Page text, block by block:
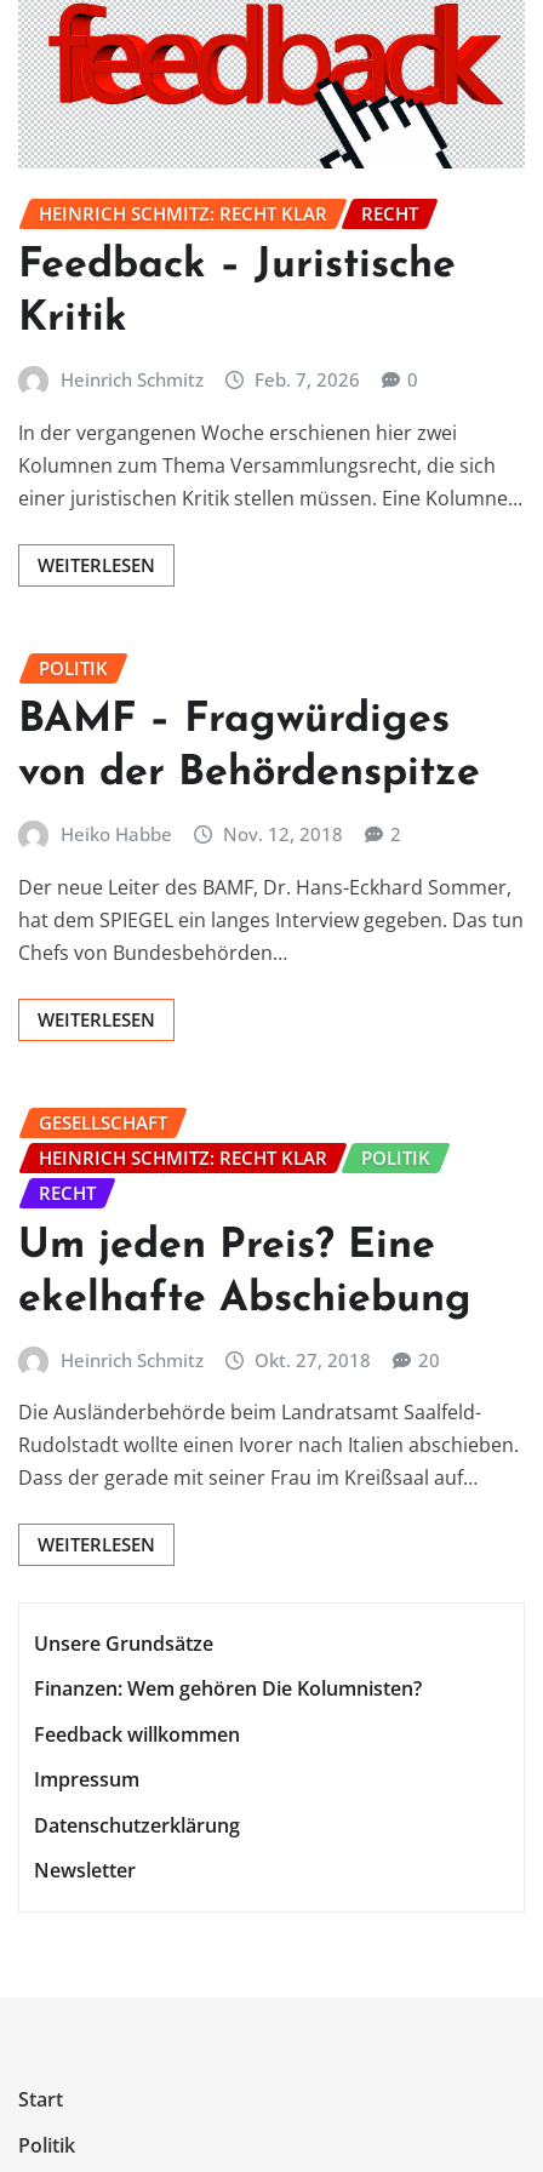
HEINRICH SCHMITZ: RECHT KLAR RECHT
Feedback – Juristische
Kritik
Heinrich Schmitz Feb. 7, 2026 0
In der vergangenen Woche erschienen hier zwei
Kolumnen zum Thema Versammlungsrecht, die sich
einer juristischen Kritik stellen müssen. Eine Kolumne…
WEITERLESEN
POLITIK
BAMF – Fragwürdiges
von der Behördenspitze
Heiko Habbe Nov. 12, 2018 2
Der neue Leiter des BAMF, Dr. Hans-Eckhard Sommer,
hat dem SPIEGEL ein langes Interview gegeben. Das tun
Chefs von Bundesbehörden…
WEITERLESEN
GESELLSCHAFT
HEINRICH SCHMITZ: RECHT KLAR
POLITIK
RECHT
Um jeden Preis? Eine
ekelhafte Abschiebung
Heinrich Schmitz Okt. 27, 2018 20
Die Ausländerbehörde beim Landratsamt Saalfeld-
Rudolstadt wollte einen Ivorer nach Italien abschieben.
Dass der gerade mit seiner Frau im Kreißsaal auf…
WEITERLESEN
Unsere Grundsätze
Finanzen: Wem gehören Die Kolumnisten?
Feedback willkommen
Impressum
Datenschutzerklärung
Newsletter
Start
Politik